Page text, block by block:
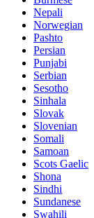
Nepali
Norwegian
Pashto
Persian
Punjabi
Serbian
Sesotho
Sinhala
Slovak
Slovenian
Somali
Samoan
Scots Gaelic
Shona
Sindhi
Sundanese
Swahili